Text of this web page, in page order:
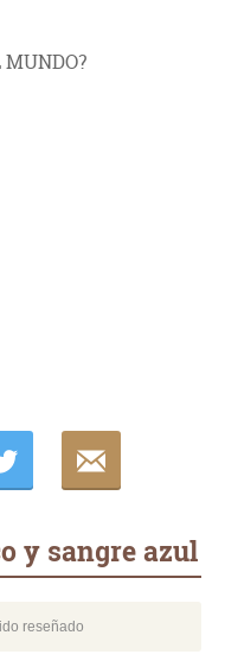
y sangre azul
reseñado